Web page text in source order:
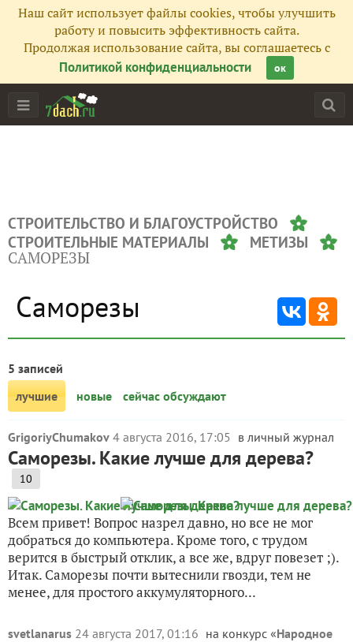
Наш сайт использует файлы cookies, чтобы улучшить
работу и повысить эффективность сайта.
Продолжая использование сайта, вы соглашаетесь с
Политикой конфиденциальности
ок
СТРОИТЕЛЬСТВО И БЛАГОУСТРОЙСТВО
СТРОИТЕЛЬНЫЕ МАТЕРИАЛЫ
МЕТИЗЫ
САМОРЕЗЫ
Саморезы
5 записей
лучшие
новые сейчас обсуждают
GrigoriyChumakov 4 августа 2016, 17:05 в личный журнал
Саморезы. Какие лучше для дерева?
10
Всем привет! Вопрос назрел давно, но все не мог
добраться до компьютера. Кроме того, с трудом
верится в быстрый отклик, а все же, вдруг повезет ;).
Итак. Саморезы почти вытеснили гвозди, тем не
менее, для простого аккумуляторного...
svetlanarus 24 августа 2017, 01:16 на конкурс «Народное